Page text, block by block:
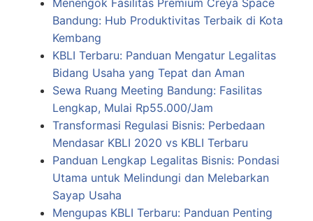
Menengok Fasilitas Premium Creya Space
Bandung: Hub Produktivitas Terbaik di Kota
Kembang
KBLI Terbaru: Panduan Mengatur Legalitas
Bidang Usaha yang Tepat dan Aman
Sewa Ruang Meeting Bandung: Fasilitas
Lengkap, Mulai Rp55.000/Jam
Transformasi Regulasi Bisnis: Perbedaan
Mendasar KBLI 2020 vs KBLI Terbaru
Panduan Lengkap Legalitas Bisnis: Pondasi
Utama untuk Melindungi dan Melebarkan
Sayap Usaha
Mengupas KBLI Terbaru: Panduan Penting